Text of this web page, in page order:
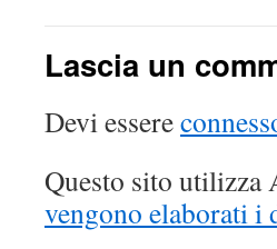
Lascia un
Devi essere
Questo sito
vengono elaborati i